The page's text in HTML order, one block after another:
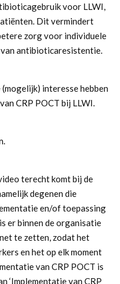
voor LLWI,
Dit vermindert
zorg voor individuele
antibioticaresistentie.
interesse hebben
CRP POCT bij LLWI.
terecht komt bij de
degenen die
en/of toepassing
er binnen de organisatie
te zetten, zodat het
en het op elk moment
van CRP POCT is
‘Implementatie van CRP